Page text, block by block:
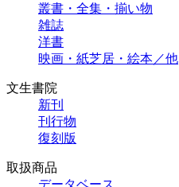
叢書・全集・揃い物
雑誌
洋書
映画・紙芝居・絵本／他
文生書院
新刊
刊行物
復刻版
取扱商品